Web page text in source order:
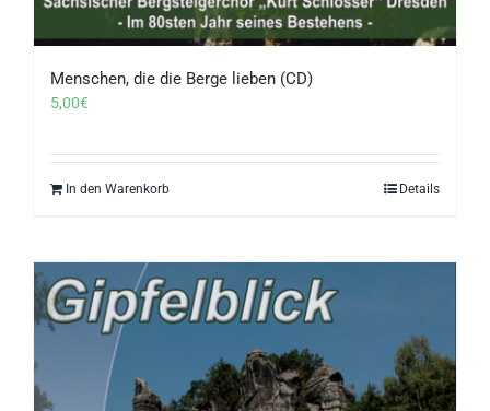
Menschen, die die Berge lieben (CD)
5,00€
In den Warenkorb Details